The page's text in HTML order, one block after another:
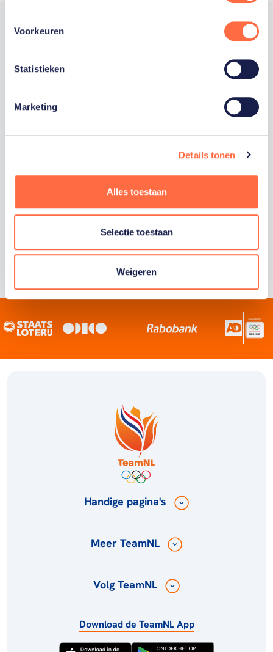
Voorkeuren
Statistieken
Marketing
Details tonen
Alles toestaan
Selectie toestaan
Weigeren
Trotse hoofdsponsor
Staatsloterij is trotse hoofdsponsor van
sportiefste land van de wereld maken.
Handige pagina's
Meer TeamNL
Volg TeamNL
Download de TeamNL App